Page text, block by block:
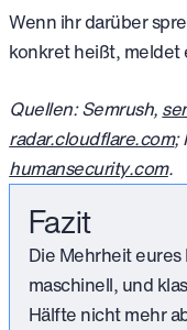
Wenn ihr darüber
konkret heißt, meldet
Quellen: Semrush,
radar.cloudflare.com;
humansecurity.com.
Fazit
Die Mehrheit
maschinell, und
Hälfte nicht mehr